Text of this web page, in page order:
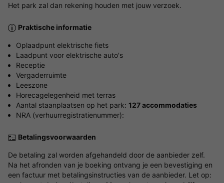
Het park zal dan rekening houden met jouw verzoek.
Praktische informatie
Oplaadpunt elektrische fiets
Laadpunt voor elektrische auto's
Receptie
Vergaderruimte
Leeszone
Horecagelegenheid met terras
Aantal staanplaatsen op het park: 127 accommodaties
NRA (verhuurregistratienummer):
Betalingsvoorwaarden
De betaling zal worden afgehandeld door de aanbieder zelf.
Na het afronden van je boeking ontvang je een bevestiging en
een factuur met betalingsinstructies van de aanbieder. Let op: